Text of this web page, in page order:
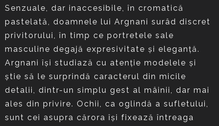
Senzuale, dar inaccesibile, în cromatică
pastelată, doamnele lui Argnani surâd discret
privitorului, în timp ce portretele sale
masculine degajă expresivitate şi eleganţă.
Argnani îşi studiază cu atenţie modelele şi
ştie să le surprindă caracterul din micile
detalii, dintr-un simplu gest al mâinii, dar mai
ales din privire. Ochii, ca oglindă a sufletului,
sunt cei asupra cărora îşi fixează întreaga